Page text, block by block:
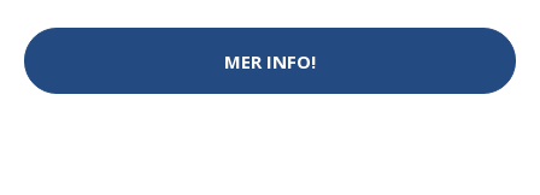
MER INFO!